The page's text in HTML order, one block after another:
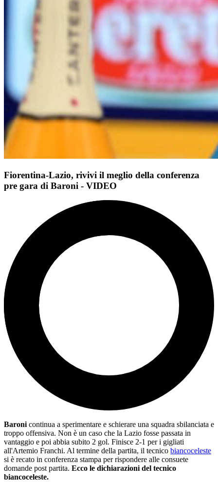
Fiorentina-Lazio, rivivi il meglio della conferenza
pre gara di Baroni - VIDEO
Baroni continua a sperimentare e schierare una squadra sbilanciata e
troppo offensiva. Non è un caso che la Lazio fosse passata in
vantaggio e poi abbia subito 2 gol. Finisce 2-1 per i gigliati
all'Artemio Franchi. Al termine della partita, il tecnico biancoceleste
si è recato in conferenza stampa per rispondere alle consuete
domande post partita. Ecco le dichiarazioni del tecnico
biancoceleste.